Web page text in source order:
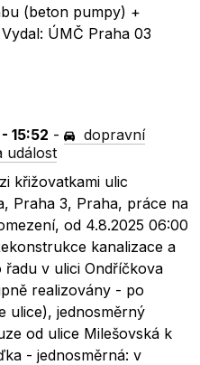
(beton pumpy) +
ÚMČ Praha 03
15:52 -
dopravní
událost
křižovatkami ulic
Praha 3, Praha, práce na
od 4.8.2025 06:00
kanalizace a
v ulici Ondříčkova
realizovány - po
ulice), jednosměrný
od ulice Milešovská k
- jednosměrná: v